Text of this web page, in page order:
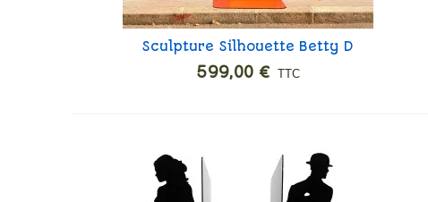
Ajouter
Sculpture Silhouette Betty D
599,00 € TTC